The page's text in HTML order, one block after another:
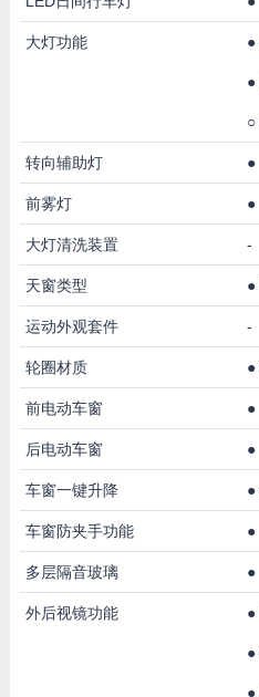
大灯功能 ●
●
○
转向辅助灯 ●
前雾灯 ●
大灯清洗装置 -
天窗类型 ●
运动外观套件 -
轮圈材质 ●
前电动车窗 ●
后电动车窗 ●
车窗一键升降 ●
车窗防夹手功能 ●
多层隔音玻璃 ●
外后视镜功能 ●
●
●